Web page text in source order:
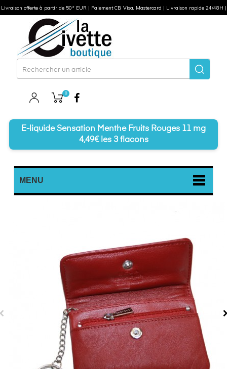
0
E-liquide Sensation Menthe Fruits Rouges 11 mg
4,49€ les 3 flacons
MENU
Livraison offerte à partir de 50* EUR | Paiement CB, Visa, Mastercard | Livraison rapide 24/48H |